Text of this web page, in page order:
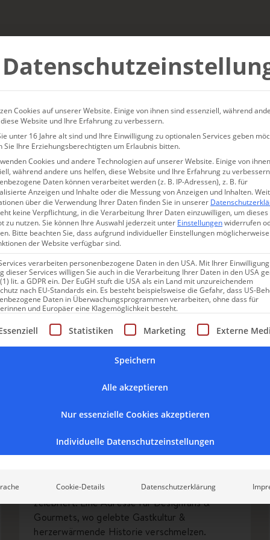
106 Für mehr als 10
69 Strand
50 Zu zweit
VILLANDERS
Ansitz Steinbock
Ansitz Steinbock – Gourmet &
Design mit Geschichte
„Das gute Leben“ wird im Ansitz Steinbock
zelebriert. Eine Adresse für Designfans &
Gourmets, wo gelebte Gastkultur &
herzerwärmende Historie verschmelzen.
Cookies auf unserer Website. Einige von ihnen sind essenziell, während
Website und Ihre Erfahrung zu verbessern.
unter 16 Jahre alt sind und Ihre Einwilligung zu optionalen Services geben
Sie Ihre Erziehungsberechtigten um Erlaubnis bitten.
Cookies und andere Technologien auf unserer Website. Einige von
während andere uns helfen, diese Website und Ihre Erfahrung zu
Daten können verarbeitet werden (z. B. IP-Adressen), z. B. für
Anzeigen und Inhalte oder die Messung von Anzeigen und Inhalten.
über die Verwendung Ihrer Daten finden Sie in unserer
keine Verpflichtung, in die Verarbeitung Ihrer Daten einzuwilligen, um dieses
zu nutzen.Sie können Ihre Auswahl jederzeit unter Einstellungenwiderrufen
Bitte beachten Sie, dass aufgrund individueller Einstellungen
der Website verfügbar sind.
verarbeiten personenbezogene Daten in den USA. Mit Ihrer
dieser Services willigen Sie auch in die Verarbeitung Ihrer Daten in den USA
lit. a GDPR ein. Der EuGH stuft die USA als ein Land mit unzureichendem
nach EU-Standards ein. Es besteht beispielsweise die Gefahr, dass US-
Daten in Überwachungsprogrammen verarbeiten, ohne dass für
und Europäer eine Klagemöglichkeit besteht.
eine Liste der Service-Gruppen, für die eine Einwilligung
Statistiken Marketing Externe
Speichern
Alle akzeptieren
Nur essenzielle Cookies akzeptieren
Individuelle Datenschutzeinstellungen
Cookie-Details Datenschutzerklärung